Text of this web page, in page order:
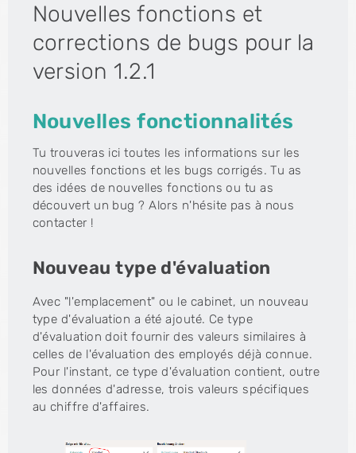
Nouvelles fonctions et
corrections de bugs pour la
version 1.2.1
Nouvelles fonctionnalités
Tu trouveras ici toutes les informations sur les
nouvelles fonctions et les bugs corrigés. Tu as
des idées de nouvelles fonctions ou tu as
découvert un bug ? Alors n'hésite pas à nous
contacter !
Nouveau type d'évaluation
Avec "l'emplacement" ou le cabinet, un nouveau
type d'évaluation a été ajouté. Ce type
d'évaluation doit fournir des valeurs similaires à
celles de l'évaluation des employés déjà connue.
Pour l'instant, ce type d'évaluation contient, outre
les données d'adresse, trois valeurs spécifiques
au chiffre d'affaires.